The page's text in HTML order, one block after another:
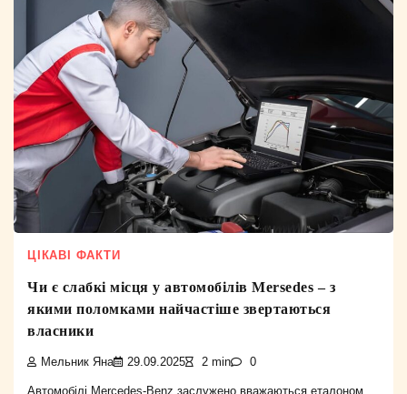
ЦІКАВІ ФАКТИ
Чи є слабкі місця у автомобілів Mersedes – з
якими поломками найчастіше звертаються
власники
Мельник Яна 29.09.2025 2 min 0
Автомобілі Mercedes-Benz заслужено вважаються еталоном